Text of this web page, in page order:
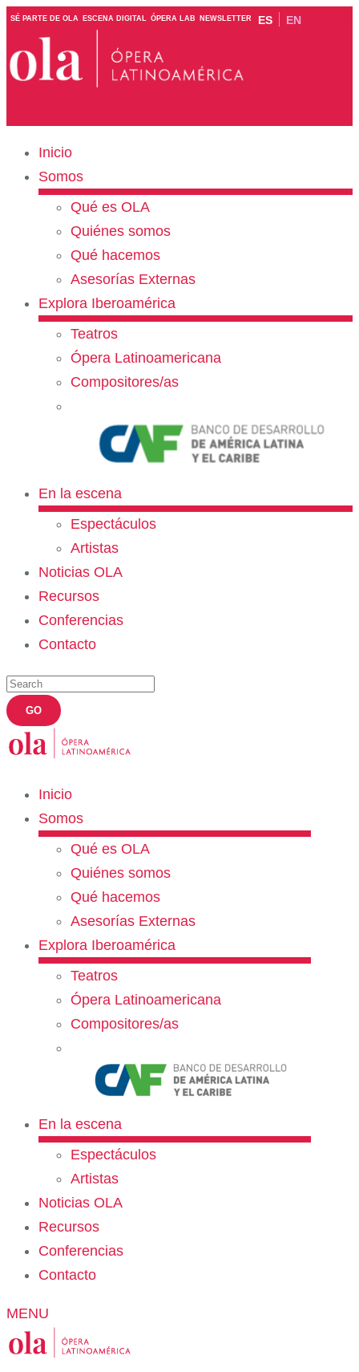
SÉ PARTE DE OLA ESCENA DIGITAL ÓPERA LAB NEWSLETTER ES EN
Inicio
Somos
Qué es OLA
Quiénes somos
Qué hacemos
Asesorías Externas
Explora Iberoamérica
Teatros
Ópera Latinoamericana
Compositores/as
En la escena
Espectáculos
Artistas
Noticias OLA
Recursos
Conferencias
Contacto
Inicio
Somos
Qué es OLA
Quiénes somos
Qué hacemos
Asesorías Externas
Explora Iberoamérica
Teatros
Ópera Latinoamericana
Compositores/as
En la escena
Espectáculos
Artistas
Noticias OLA
Recursos
Conferencias
Contacto
MENU